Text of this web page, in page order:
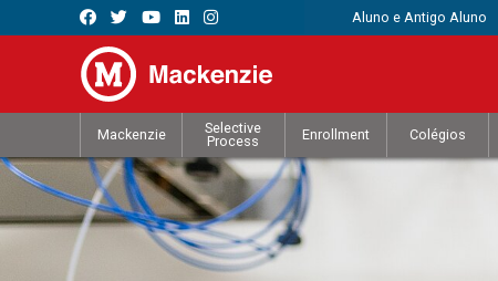
Aluno e Antigo Aluno
Mackenzie
Selective
Process
Enrollment Colégios